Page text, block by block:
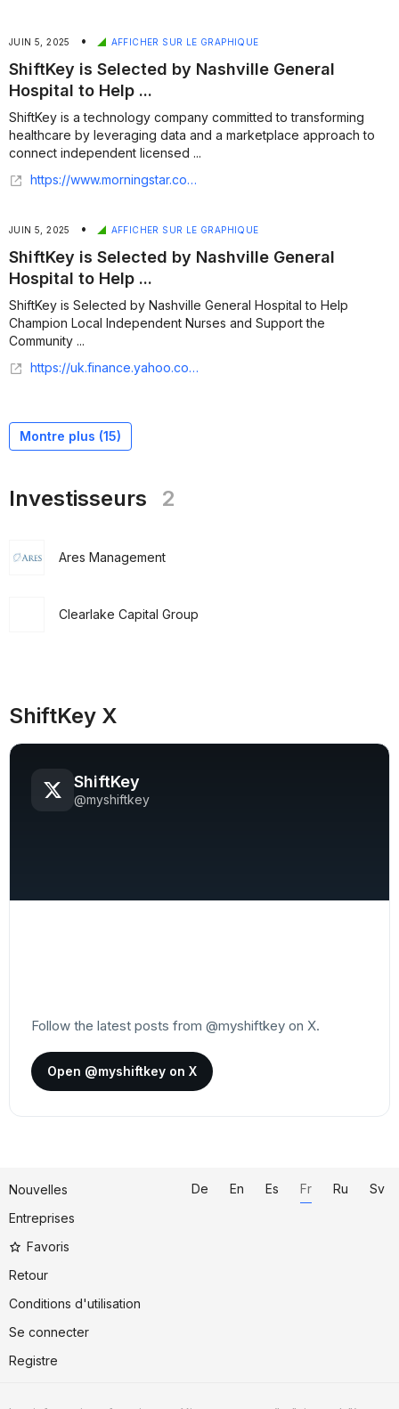
JUIN 5, 2025 • AFFICHER SUR LE GRAPHIQUE
ShiftKey is Selected by Nashville General
Hospital to Help ...
ShiftKey is a technology company committed to transforming
healthcare by leveraging data and a marketplace approach to
connect independent licensed ...
https://www.morningstar.com/news/globe-newswire/9463405/shiftkey-is-selected-by-nashville-general-hospital-to-help-champion-local-independent-nurses-and-support-the-community
JUIN 5, 2025 • AFFICHER SUR LE GRAPHIQUE
ShiftKey is Selected by Nashville General
Hospital to Help ...
ShiftKey is Selected by Nashville General Hospital to Help
Champion Local Independent Nurses and Support the
Community ...
https://uk.finance.yahoo.com/news/shiftkey-selected-nashville-general-hospital-133000001.html
Montre plus (15)
Investisseurs 2
Ares Management
Clearlake Capital Group
ShiftKey X
ShiftKey
@myshiftkey
Follow the latest posts from @myshiftkey on X.
Open @myshiftkey on X
Nouvelles
Entreprises
Favoris
Retour
Conditions d'utilisation
Se connecter
Registre
De En Es Fr Ru Sv